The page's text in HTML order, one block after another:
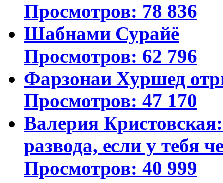
Просмотров: 78 836
Шабнами Сурайё
Просмотров: 62 796
Фарзонаи Хуршед
Просмотров: 47 170
Валерия
развода, если у тебя
Просмотров: 40 999